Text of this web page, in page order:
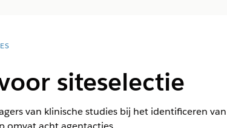
siteselectie
van klinische studies bij het identificeren